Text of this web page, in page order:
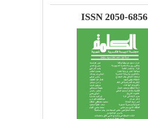
ISSN 2050-6856